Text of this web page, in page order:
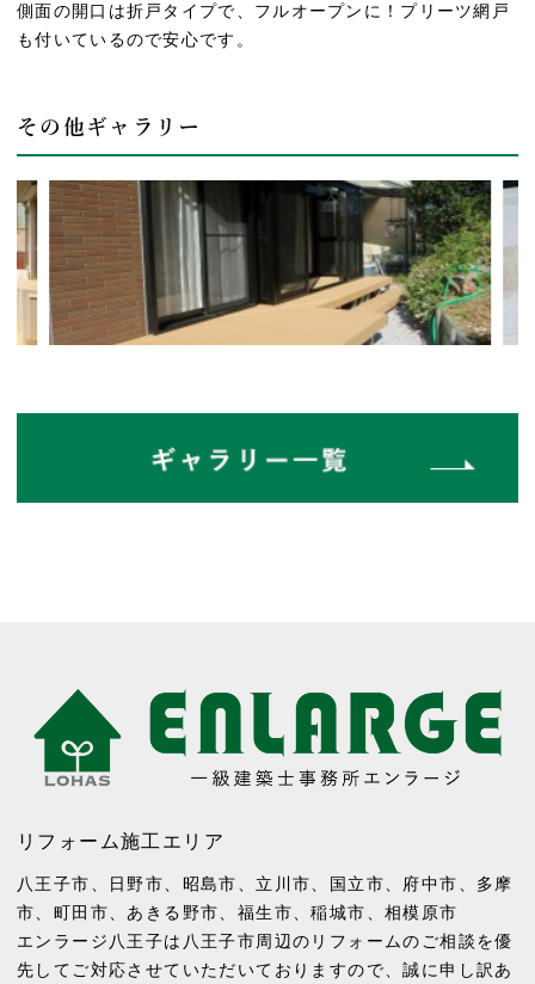
側面の開口は折戸タイプで、フルオープンに！プリーツ網戸
も付いているので安心です。
その他ギャラリー
リフォーム施工エリア
八王子市 日野市 昭島市 立川市 国立市 府中市
多摩
市
町田市 あきる野市 福生市 、稲城市 、相模原市
エンラージ八王子は八王子市周辺のリフォームのご相談を優
先してご対応させていただいておりますので、誠に申し訳あ